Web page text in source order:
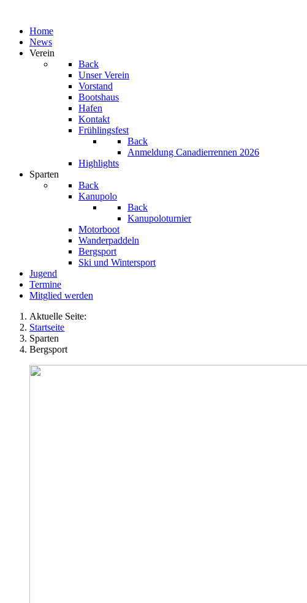
Home
News
Verein
Back
Unser Verein
Vorstand
Bootshaus
Hafen
Kontakt
Frühlingsfest
Back
Anmeldung Canadierrennen 2026
Highlights
Sparten
Back
Kanupolo
Back
Kanupoloturnier
Motorboot
Wanderpaddeln
Bergsport
Ski und Wintersport
Jugend
Termine
Mitglied werden
Aktuelle Seite:
Startseite
Sparten
Bergsport